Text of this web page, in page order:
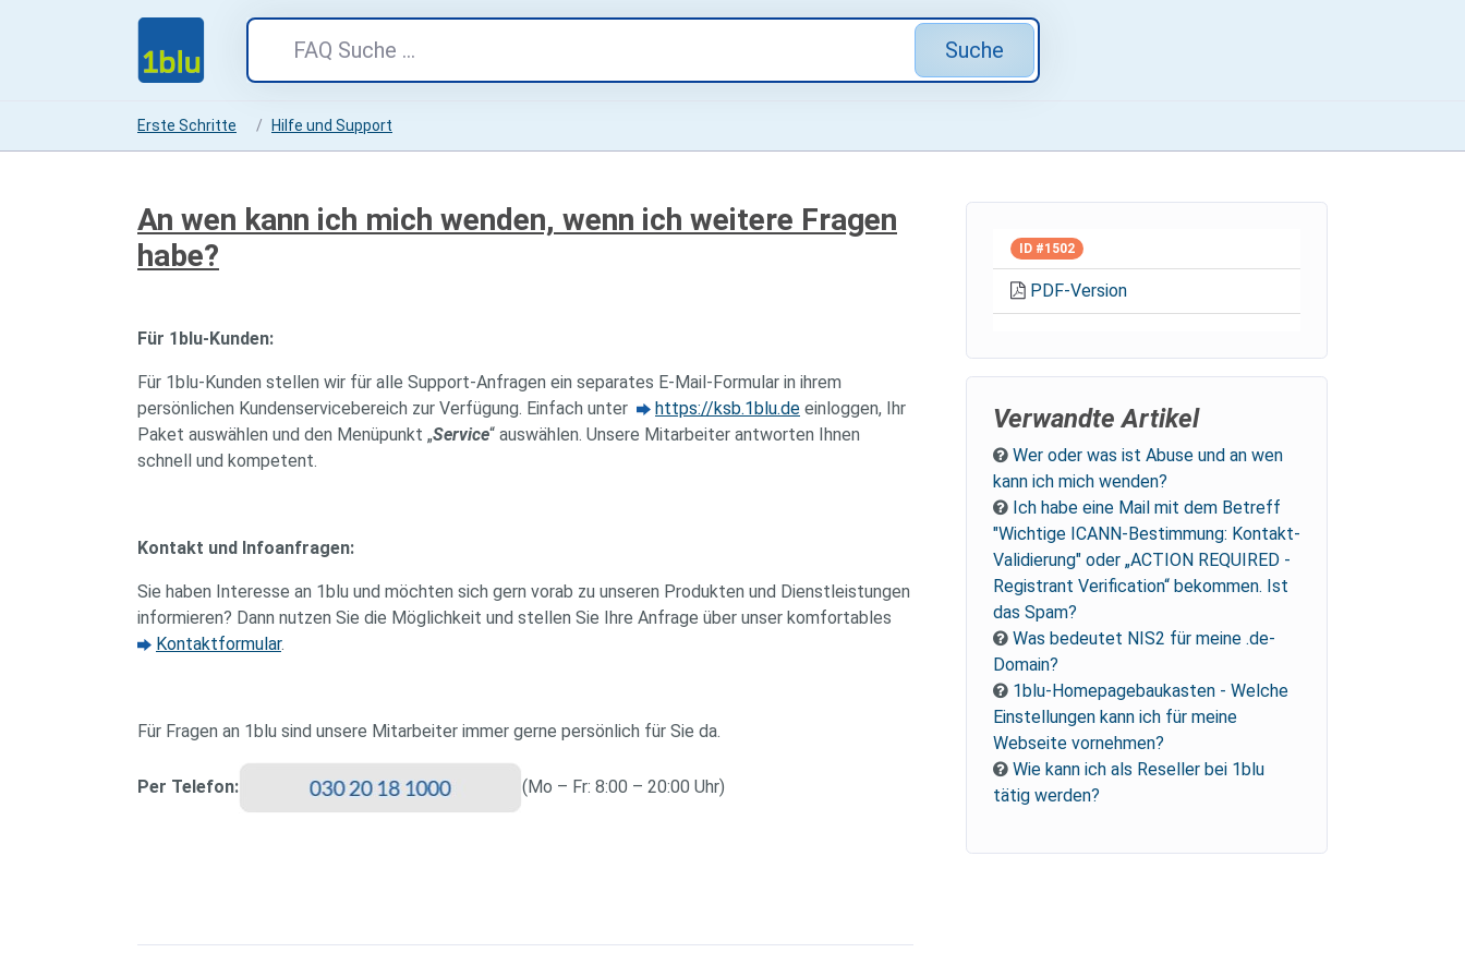
Suche
Erste Schritte Hilfe und Support
An wen kann ich mich wenden, wenn ich weitere Fragen
habe?
Für 1blu-Kunden:
Für 1blu-Kunden stellen wir für alle Support-Anfragen ein separates E-Mail-Formular in ihrem
persönlichen Kundenservicebereich zur Verfügung. Einfach unter
https://ksb.1blu.de einloggen, Ihr
Paket auswählen und den Menüpunkt „Service“ auswählen. Unsere Mitarbeiter antworten Ihnen
schnell und kompetent.
Kontakt und Infoanfragen:
Sie haben Interesse an 1blu und möchten sich gern vorab zu unseren Produkten und Dienstleistungen
informieren? Dann nutzen Sie die Möglichkeit und stellen Sie Ihre Anfrage über unser komfortables
Kontaktformular.
Für Fragen an 1blu sind unsere Mitarbeiter immer gerne persönlich für Sie da.
Per Telefon: (Mo – Fr: 8:00 – 20:00 Uhr)
ID #1502
PDF-Version
Verwandte Artikel
Wer oder was ist Abuse und an wen
kann ich mich wenden?
Ich habe eine Mail mit dem Betreff
"Wichtige ICANN-Bestimmung: Kontakt-
Validierung" oder „ACTION REQUIRED -
Registrant Verification“ bekommen. Ist
das Spam?
Was bedeutet NIS2 für meine .de-
Domain?
1blu-Homepagebaukasten - Welche
Einstellungen kann ich für meine
Webseite vornehmen?
Wie kann ich als Reseller bei 1blu
tätig werden?